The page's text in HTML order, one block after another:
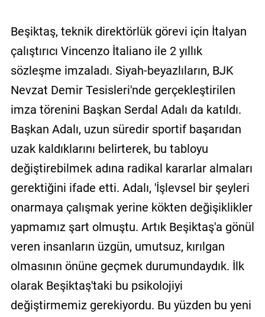
Beşiktaş, teknik direktörlük görevi için İtalyan
çalıştırıcı Vincenzo İtaliano ile 2 yıllık
sözleşme imzaladı. Siyah-beyazlıların, BJK
Nevzat Demir Tesisleri'nde gerçekleştirilen
imza törenini Başkan Serdal Adalı da katıldı.
Başkan Adalı, uzun süredir sportif başarıdan
uzak kaldıklarını belirterek, bu tabloyu
değiştirebilmek adına radikal kararlar almaları
gerektiğini ifade etti. Adalı, 'İşlevsel bir şeyleri
onarmaya çalışmak yerine kökten değişiklikler
yapmamız şart olmuştu. Artık Beşiktaş'a gönül
veren insanların üzgün, umutsuz, kırılgan
olmasının önüne geçmek durumundaydık. İlk
olarak Beşiktaş'taki bu psikolojiyi
değiştirmemiz gerekiyordu. Bu yüzden bu yeni